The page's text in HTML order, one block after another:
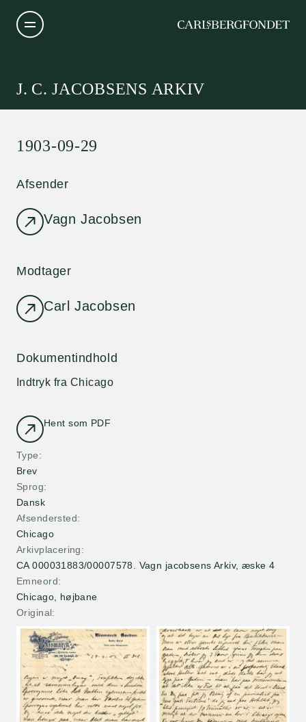
J. C. JACOBSENS ARKIV
Hent som PDF
Type
Brev
Sprog
Dansk
Afsendersted
Chicago
Arkivplacering
CA 000031883/00007578. Vagn jacobsens Arkiv, æske 4
Emneord
Chicago, højbane
Original
1903-09-29
Afsender
Vagn Jacobsen
Modtager
Carl Jacobsen
Dokumentindhold
Indtryk fra Chicago